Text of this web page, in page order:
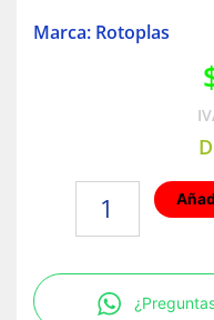
Marca: Rotoplas
mm
|